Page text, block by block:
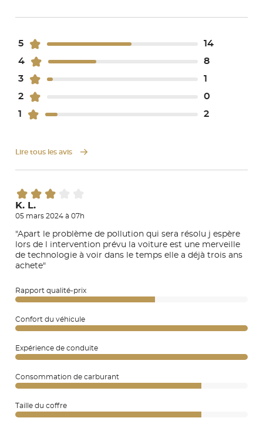
5
14
4
8
3
1
2
0
1
2
Lire tous les avis
K. L.
05 mars 2024 à 07h
"Apart le problème de pollution qui sera résolu j espère
lors de l intervention prévu la voiture est une merveille
de technologie à voir dans le temps elle a déjà trois ans
achete"
Rapport qualité-prix
Confort du véhicule
Expérience de conduite
Consommation de carburant
Taille du coffre